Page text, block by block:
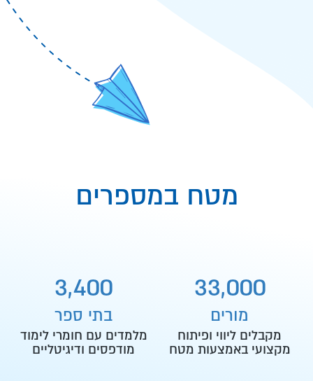
מטח במספרים
33,000
מורים
מקבלים ליווי ופיתוח
מקצועי באמצעות מטח
3,400
בתי ספר
מלמדים עם חומרי לימוד
מודפסים ודיגיטליים